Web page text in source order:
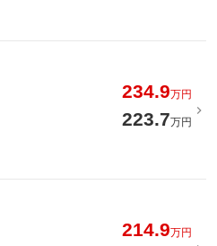
234.9万円
223.7万円
214.9万円